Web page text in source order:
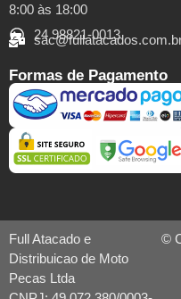
8:00 às 18:00
24 98821-0013
Formas de Pagamento
Full Atacado e
Distribuicao de Moto
Pecas Ltda
©